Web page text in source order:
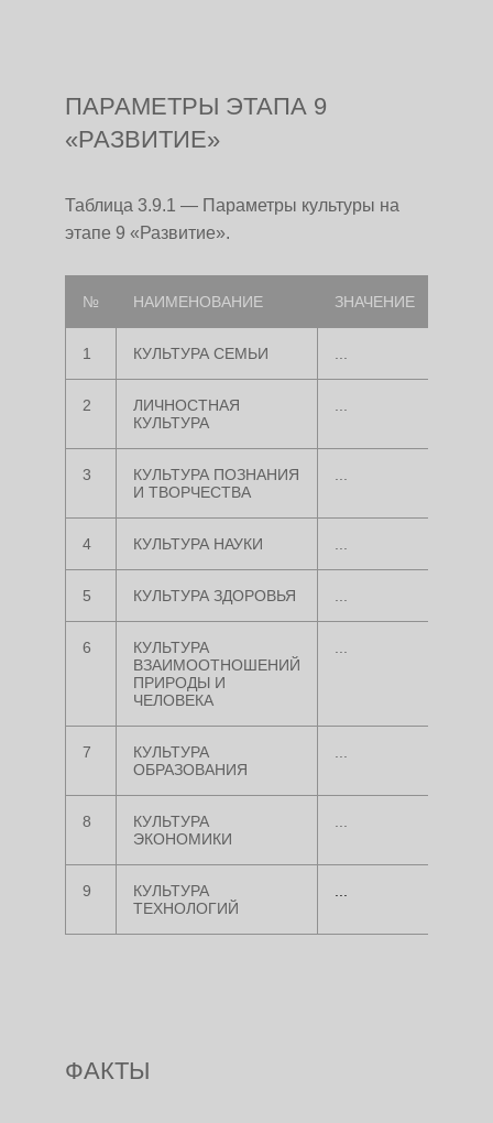
ПАРАМЕТРЫ ЭТАПА 9
«РАЗВИТИЕ»
Таблица 3.9.1 — Параметры культуры на
этапе 9 «Развитие».
№ НАИМЕНОВАНИЕ ЗНАЧЕНИЕ
1 КУЛЬТУРА СЕМЬИ
2
ЛИЧНОСТНАЯ
КУЛЬТУРА
3
КУЛЬТУРА ПОЗНАНИЯ
И ТВОРЧЕСТВА
4 КУЛЬТУРА НАУКИ
5 КУЛЬТУРА ЗДОРОВЬЯ
6
КУЛЬТУРА
ВЗАИМООТНОШЕНИЙ
ПРИРОДЫ И
ЧЕЛОВЕКА
7
КУЛЬТУРА
ОБРАЗОВАНИЯ
8
КУЛЬТУРА
ЭКОНОМИКИ
9
КУЛЬТУРА
ТЕХНОЛОГИЙ
ФАКТЫ